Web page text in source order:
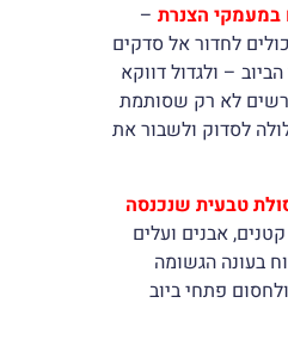
הצנרת–
לחדור אל סדקים
– ולגדול דווקא
לא רק שסותמת
לסדוק ולשבור את
טבעית שנכנסה
אבנים ועלים
בעונה הגשומה
פתחי ביוב